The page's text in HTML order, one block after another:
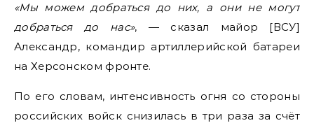
«Мы можем добраться до них, а они не могут
добраться до нас», — сказал майор [ВСУ]
Александр, командир артиллерийской батареи
на Херсонском фронте.
По его словам, интенсивность огня со стороны
российских войск снизилась в три раза за счёт